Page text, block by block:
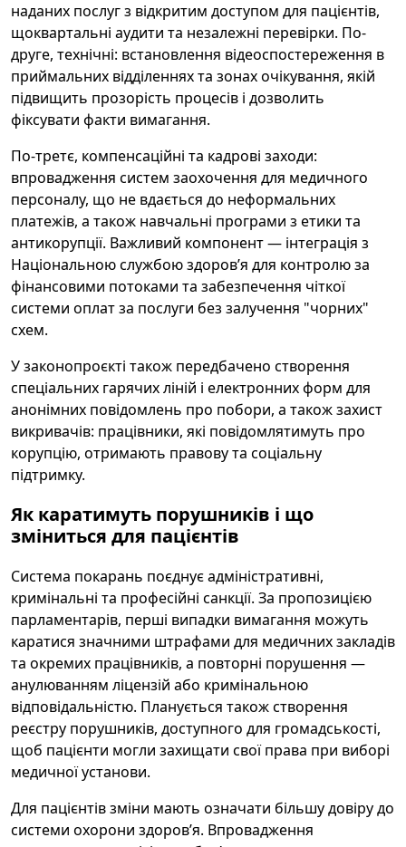
наданих послуг з відкритим доступом для пацієнтів,
щоквартальні аудити та незалежні перевірки. По-
друге, технічні: встановлення відеоспостереження в
приймальних відділеннях та зонах очікування, якій
підвищить прозорість процесів і дозволить
фіксувати факти вимагання.
По-третє, компенсаційні та кадрові заходи:
впровадження систем заохочення для медичного
персоналу, що не вдається до неформальних
платежів, а також навчальні програми з етики та
антикорупції. Важливий компонент — інтеграція з
Національною службою здоров’я для контролю за
фінансовими потоками та забезпечення чіткої
системи оплат за послуги без залучення "чорних"
схем.
У законопроєкті також передбачено створення
спеціальних гарячих ліній і електронних форм для
анонімних повідомлень про побори, а також захист
викривачів: працівники, які повідомлятимуть про
корупцію, отримають правову та соціальну
підтримку.
Як каратимуть порушників і що
зміниться для пацієнтів
Система покарань поєднує адміністративні,
кримінальні та професійні санкції. За пропозицією
парламентарів, перші випадки вимагання можуть
каратися значними штрафами для медичних закладів
та окремих працівників, а повторні порушення —
анулюванням ліцензій або кримінальною
відповідальністю. Планується також створення
реєстру порушників, доступного для громадськості,
щоб пацієнти могли захищати свої права при виборі
медичної установи.
Для пацієнтів зміни мають означати більшу довіру до
системи охорони здоров’я. Впровадження